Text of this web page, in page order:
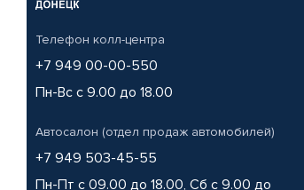
Телефон колл-центра
+7 949 00-00-550
Пн-Вс с 9.00 до 18.00
Автосалон (отдел продаж автомобилей)
+7 949 503-45-55
Пн-Пт с 09.00 до 18.00, Сб с 9.00 до